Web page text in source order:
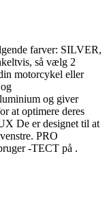
farver: SILVER,
så vælg 2
motorcykel eller
og giver
at optimere deres
De er designet til at
PRO
-TECT på .